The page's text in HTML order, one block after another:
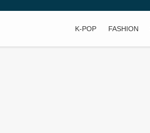
K-POP FASHION